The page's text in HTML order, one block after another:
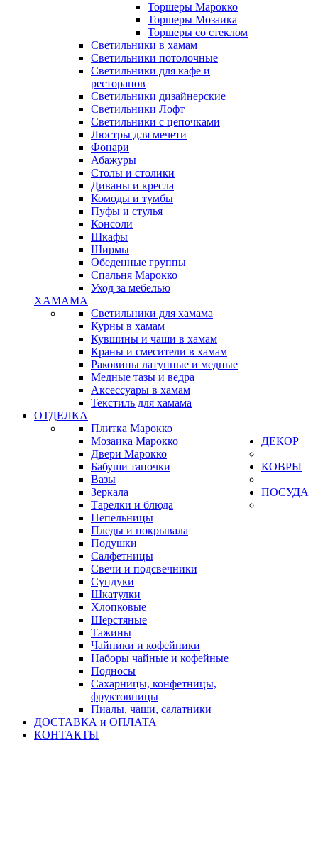
Торшеры Марокко
Торшеры Мозаика
Торшеры со стеклом
Светильники в хамам
Светильники потолочные
Светильники для кафе и
ресторанов
Светильники дизайнерские
Светильники Лофт
Светильники с цепочками
Люстры для мечети
Фонари
Абажуры
Столы и столики
Диваны и кресла
Комоды и тумбы
Пуфы и стулья
Консоли
Шкафы
Ширмы
Обеденные группы
Спальня Марокко
Уход за мебелью
ХАМАМА
Светильники для хамама
Курны в хамам
Кувшины и чаши в хамам
Краны и смесители в хамам
Раковины латунные и медные
Медные тазы и ведра
Аксессуары в хамам
Текстиль для хамама
ОТДЕЛКА
Плитка Марокко
Мозаика Марокко
Двери Марокко
ДЕКОР
Бабуши тапочки
Вазы
Зеркала
Тарелки и блюда
Пепельницы
Пледы и покрывала
Подушки
Салфетницы
Свечи и подсвечники
Сундуки
Шкатулки
КОВРЫ
Хлопковые
Шерстяные
ПОСУДА
Тажины
Чайники и кофейники
Наборы чайные и кофейные
Подносы
Сахарницы, конфетницы,
фруктовницы
Пиалы, чаши, салатники
ДОСТАВКА и ОПЛАТА
КОНТАКТЫ